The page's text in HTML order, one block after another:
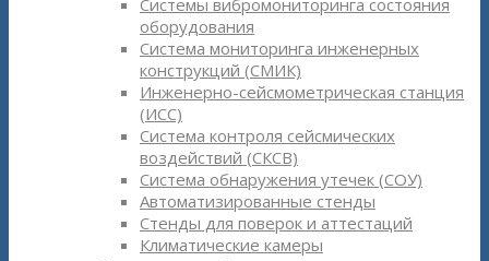
Системы вибромониторинга состояния
оборудования
Система мониторинга инженерных
конструкций (СМИК)
Инженерно-сейсмометрическая станция
(ИСС)
Система контроля сейсмических
воздействий (СКСВ)
Система обнаружения утечек (СОУ)
Автоматизированные стенды
Стенды для поверок и аттестаций
Климатические камеры